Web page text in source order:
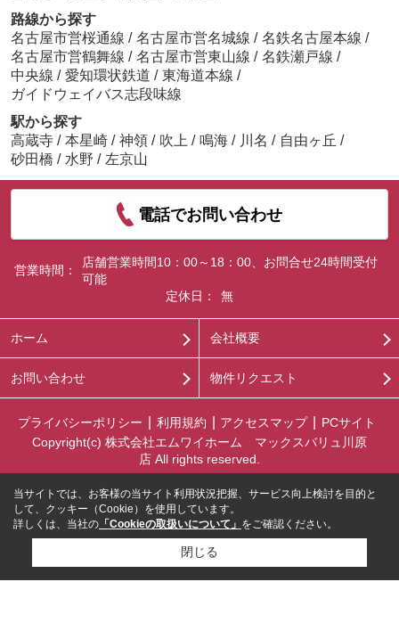
路線から探す
名古屋市営桜通線 / 名古屋市営名城線 / 名鉄名古屋本線 /
名古屋市営鶴舞線 / 名古屋市営東山線 / 名鉄瀬戸線 /
中央線 / 愛知環状鉄道 / 東海道本線 /
ガイドウェイバス志段味線
駅から探す
高蔵寺 / 本星崎 / 神領 / 吹上 / 鳴海 / 川名 / 自由ヶ丘 /
砂田橋 / 水野 / 左京山
電話でお問い合わせ
営業時間：
店舗営業時間10：00～18：00、お問合せ24時間受付
可能
定休日：
無
ホーム 会社概要
お問い合わせ 物件リクエスト
プライバシーポリシー 利用規約 アクセスマップ
PCサイト
Copyright(c) 株式会社エムワイホーム マックスバリュ川原
店 All rights reserved.
当サイトでは、お客様の当サイト利用状況把握、サービス向上検討を目的と
して、クッキー（Cookie）を使用しています。
詳しくは、当社の 「Cookieの取扱いについて」 をご確認ください。
閉じる